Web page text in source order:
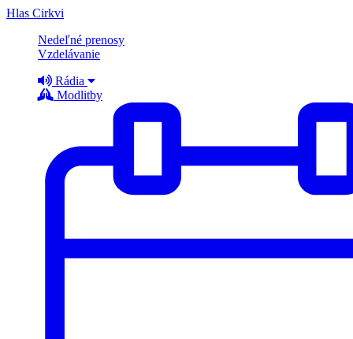
Hlas Cirkvi
Nedeľné prenosy
Vzdelávanie
Rádia
Modlitby